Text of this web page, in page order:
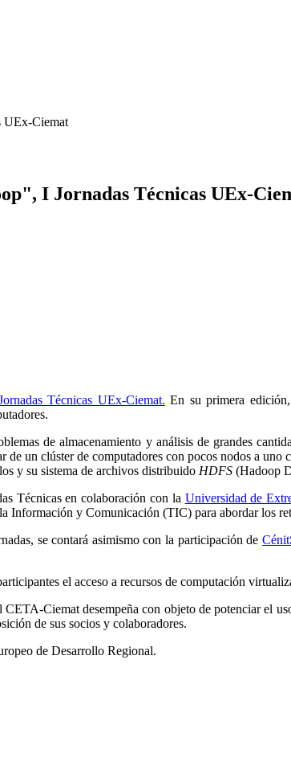
UEx-Ciemat
I Jornadas Técnicas UEx-
Técnicas UEx-Ciemat. En su primera
de almacenamiento y análisis de grandes
de un clúster de computadores con pocos nodos a
y su sistema de archivos distribuido HDFS (Hadoop
Técnicas en colaboración con la Universidad de
Información y Comunicación (TIC) para abordar los
se contará asimismo con la participación de
el acceso a recursos de computación
Ciemat desempeña con objeto de potenciar el
de sus socios y colaboradores.
de Desarrollo Regional.